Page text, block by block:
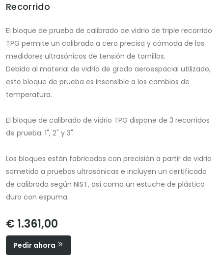
Recorrido
El bloque de prueba de calibrado de vidrio de triple recorrido
TPG permite un calibrado a cero precisa y cómoda de los
medidores ultrasónicos de tensión de tornillos.
Debido al material de vidrio de grado aeroespacial utilizado,
este bloque de prueba es insensible a los cambios de
temperatura.
El bloque de calibrado de vidrio TPG dispone de 3 recorridos
de prueba: 1", 2" y 3".
Los bloques están fabricados con precisión a partir de vidrio
sometido a pruebas ultrasónicas e incluyen un certificado
de calibrado según NIST, así como un estuche de plástico
duro con espuma.
€ 1.361,00
Pedir ahora